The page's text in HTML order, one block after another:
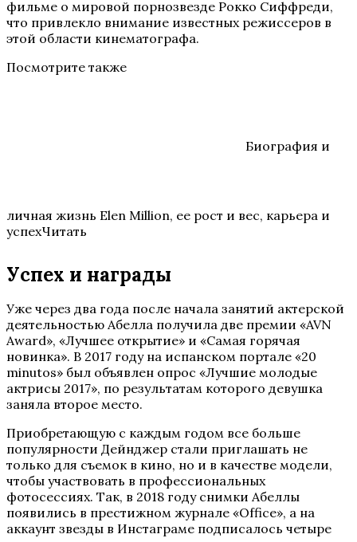
фильме о мировой порнозвезде Рокко Сиффреди,
что привлекло внимание известных режиссеров в
этой области кинематографа.
Посмотрите также
Биография и
личная жизнь Elen Million, ее рост и вес, карьера и
успехЧитать
Успех и награды
Уже через два года после начала занятий актерской
деятельностью Абелла получила две премии «AVN
Award», «Лучшее открытие» и «Самая горячая
новинка». В 2017 году на испанском портале «20
minutos» был объявлен опрос «Лучшие молодые
актрисы 2017», по результатам которого девушка
заняла второе место.
Приобретающую с каждым годом все больше
популярности Дейнджер стали приглашать не
только для съемок в кино, но и в качестве модели,
чтобы участвовать в профессиональных
фотосессиях. Так, в 2018 году снимки Абеллы
появились в престижном журнале «Office», а на
аккаунт звезды в Инстаграме подписалось четыре